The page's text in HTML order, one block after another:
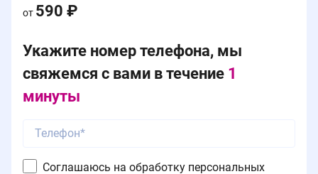
от 590 ₽
Укажите номер телефона, мы
свяжемся с вами в течение 1
минуты
Соглашаюсь на обработку персональных